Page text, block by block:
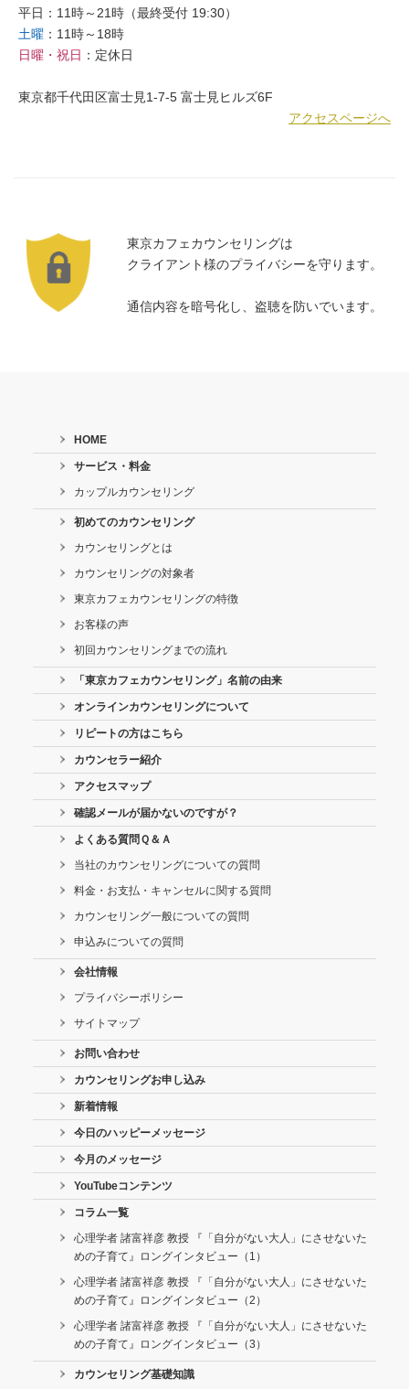
平日：11時～21時（最終受付 19:30）
土曜 ：11時～18時
日曜・祝日 ：定休日
東京都千代田区富士見1-7-5 富士見ヒルズ6F
アクセスページへ
東京カフェカウンセリングは
クライアント様のプライバシーを守ります。
通信内容を暗号化し、盗聴を防いでいます。
HOME
サービス・料金
カップルカウンセリング
初めてのカウンセリング
カウンセリングとは
カウンセリングの対象者
東京カフェカウンセリングの特徴
お客様の声
初回カウンセリングまでの流れ
「東京カフェカウンセリング」名前の由来
オンラインカウンセリングについて
リピートの方はこちら
カウンセラー紹介
アクセスマップ
確認メールが届かないのですが？
よくある質問Ｑ＆Ａ
当社のカウンセリングについての質問
料金・お支払・キャンセルに関する質問
カウンセリング一般についての質問
申込みについての質問
会社情報
プライバシーポリシー
サイトマップ
お問い合わせ
カウンセリングお申し込み
新着情報
今日のハッピーメッセージ
今月のメッセージ
YouTubeコンテンツ
コラム一覧
心理学者 諸富祥彦 教授 『「自分がない大人」にさせないた
めの子育て』ロングインタビュー（1）
心理学者 諸富祥彦 教授 『「自分がない大人」にさせないた
めの子育て』ロングインタビュー（2）
心理学者 諸富祥彦 教授 『「自分がない大人」にさせないた
めの子育て』ロングインタビュー（3）
カウンセリング基礎知識